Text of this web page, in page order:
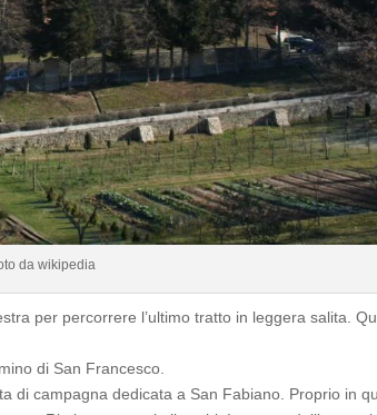
da wikipedia
per percorrere l’ultimo tratto in leggera salita.
di San Francesco.
di campagna dedicata a San Fabiano. Proprio in